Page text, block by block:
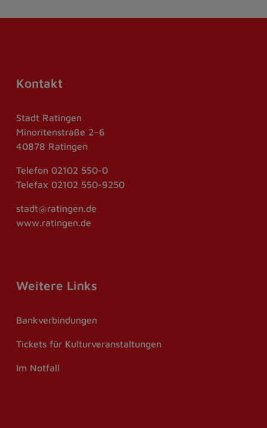
Kontakt
Stadt Ratingen
Minoritenstraße 2–6
40878 Ratingen
Telefon 02102 550-0
Telefax 02102 550-9250
stadt@ratingen.de
www.ratingen.de
Weitere Links
Bankverbindungen
Tickets für Kulturveranstaltungen
Im Notfall